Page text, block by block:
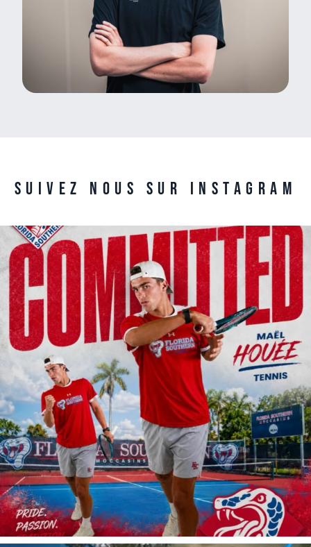
Suivez nous sur Instagram